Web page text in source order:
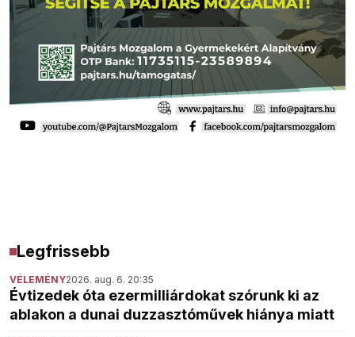
Legfrissebb
VÉLEMÉNY2026. aug. 6. 20:35
Évtizedek óta ezermilliárdokat szórunk ki az
ablakon a dunai duzzasztóművek hiánya miatt